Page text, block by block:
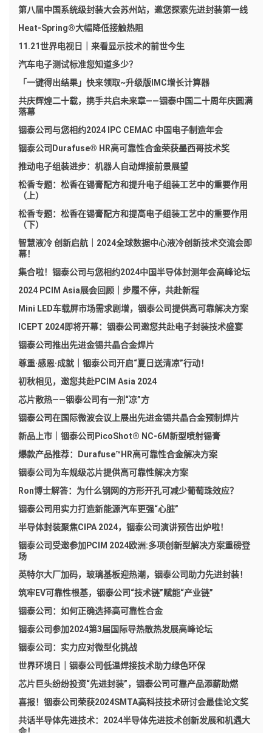
第八届中国系统级封装大会苏州站，邀您探索先进封装第一线
Heat-Spring®大幅降低接触热阻
11.21世界电视日｜来看显示技术的前世今生
汽车电子测试标准您知道多少？
「一键得出结果」快来领取~升级版IMC增长计算器
共庆辉煌二十载，携手共启未来章——铟泰中国二十周年庆圆满
落幕
铟泰公司与您相约2024 IPC CEMAC 中国电子制造年会
铟泰公司Durafuse® HR高可靠性合金荣获墨西哥技术奖
推动电子组装进步：机器人自动焊接前景展望
松香专题：松香在锡膏配方和提升电子组装工艺中的重要作用
（上）
松香专题：松香在锡膏配方和提高电子组装工艺中的重要作用
（下）
智慧液冷 创新启航｜2024全球数据中心液冷创新技术交流会即
幕！
集合啦！铟泰公司与您相约2024中国半导体封测年会高峰论坛
2024 PCIM Asia展会回顾｜步履不停，共赴新程
Mini LED车载屏市场需求剧增，铟泰公司提供高可靠解决方案
ICEPT 2024即将开幕：铟泰公司邀您共赴电子封装技术盛宴
铟泰公司推出先进金锡共晶合金焊片
尊重·感恩·成就｜铟泰公司开启“夏日送清凉”行动！
初秋相见，邀您共赴PCIM Asia 2024
芯片散热——铟泰公司有一剂“凉”方
铟泰公司在国际微波会议上展出先进金锡共晶合金预制焊片
新品上市｜铟泰公司PicoShot® NC-6M新型喷射锡膏
爆款产品推荐：Durafuse™HR高可靠性合金解决方案
铟泰公司为车规级芯片提供高可靠性解决方案
Ron博士解答：为什么钢网的方形开孔可减少葡萄珠效应？
铟泰公司用实力打造新能源汽车更强“心脏”
半导体封装聚焦CIPA 2024，铟泰公司演讲预告出炉啦！
铟泰公司受邀参加PCIM 2024欧洲:多项创新型解决方案重磅登
场
英特尔大厂加码，玻璃基板迎热潮，铟泰公司助力先进封装！
筑牢EV可靠性根基，铟泰公司“技术链”赋能“产业链”
铟泰公司：如何正确选择高可靠性合金
铟泰公司参加2024第3届国际导热散热发展高峰论坛
铟泰公司：实力应对微型化挑战
世界环境日｜铟泰公司低温焊接技术助力绿色环保
芯片巨头纷纷投资“先进封装”，铟泰公司可靠产品添薪助燃
喜报！铟泰公司荣获2024SMTA高科技技术研讨会最佳论文奖
共话半导体先进技术：2024半导体先进技术创新发展和机遇大